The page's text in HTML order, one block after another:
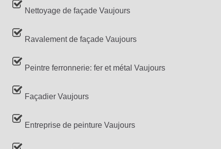
Nettoyage de façade Vaujours
Ravalement de façade Vaujours
Peintre ferronnerie: fer et métal Vaujours
Façadier Vaujours
Entreprise de peinture Vaujours